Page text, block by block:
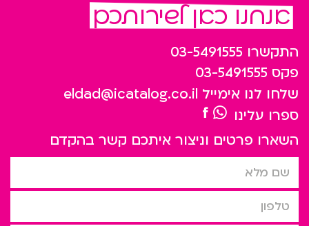
אנחנו כאן לשירותכם
התקשרו 03-5491555
פקס 03-5491555
שלחו לנו אימייל eldad@icatalog.co.il
ספרו עלינו
השארו פרטים וניצור איתכם קשר בהקדם
שם מלא
טלפון